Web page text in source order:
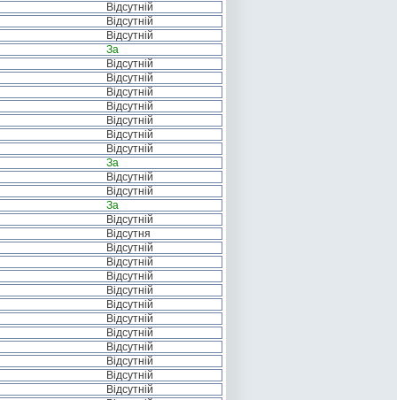
Відсутній
Відсутній
Відсутній
За
Відсутній
Відсутній
Відсутній
Відсутній
Відсутній
Відсутній
Відсутній
За
Відсутній
Відсутній
За
Відсутній
Відсутня
Відсутній
Відсутній
Відсутній
Відсутній
Відсутній
Відсутній
Відсутній
Відсутній
Відсутній
Відсутній
Відсутній